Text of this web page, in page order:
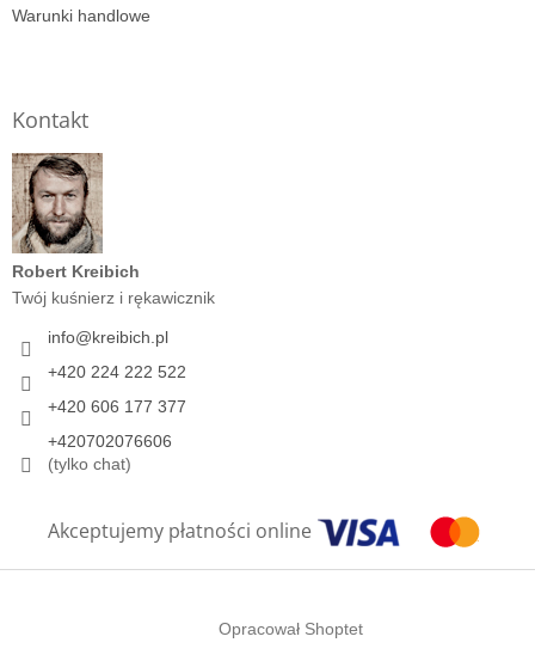
Warunki handlowe
Kontakt
Robert Kreibich
Twój kuśnierz i rękawicznik
info@kreibich.pl
+420 224 222 522
+420 606 177 377
+420702076606
(tylko chat)
Akceptujemy płatności online
Opracował Shoptet